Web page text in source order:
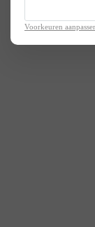
Voorkeuren